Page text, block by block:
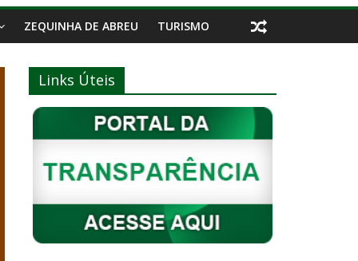
ZEQUINHA DE ABREU TURISMO
Links Úteis